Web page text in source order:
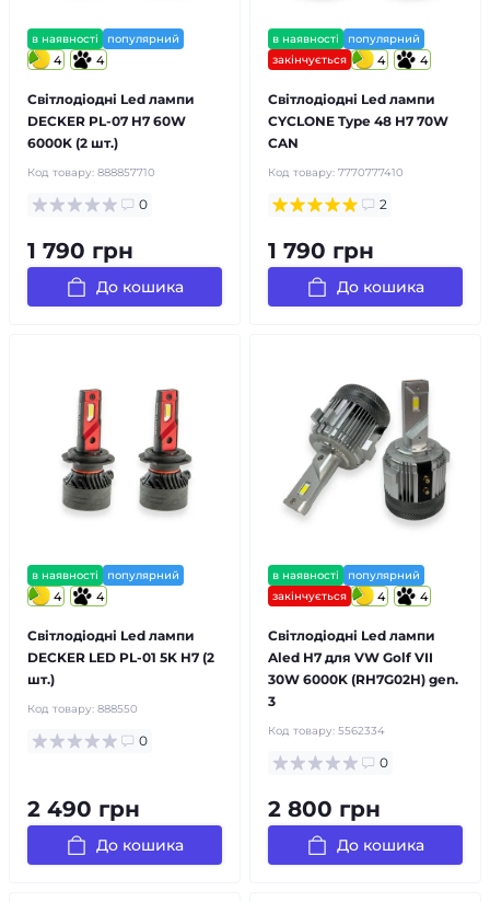
в наявності популярний
4 4
Світлодіодні Led лампи
DECKER PL-07 H7 60W
6000K (2 шт.)
Код товару: 888857710
0
1 790 грн
До кошика
в наявності
популярний
закінчується
4 4
Світлодіодні Led лампи
CYCLONE Type 48 H7 70W
CAN
Код товару: 7770777410
2
1 790 грн
До кошика
в наявності популярний
4 4
Світлодіодні Led лампи
DECKER LED PL-01 5K H7 (2
шт.)
Код товару: 888550
0
2 490 грн
До кошика
в наявності
популярний
закінчується
4 4
Світлодіодні Led лампи
Aled H7 для VW Golf VII
30W 6000K (RH7G02H) gen.
3
Код товару: 5562334
0
2 800 грн
До кошика